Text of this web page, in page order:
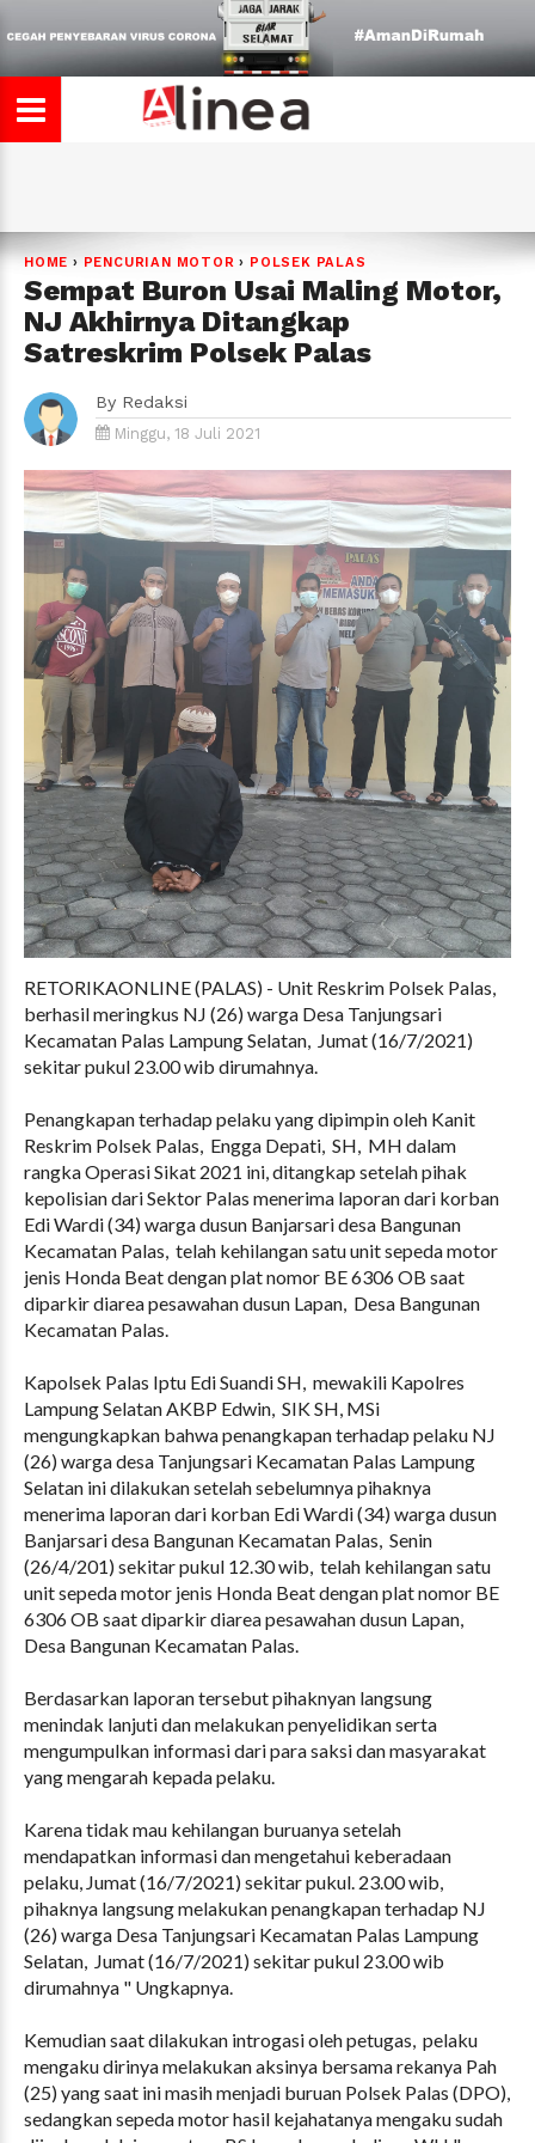
HOME › PENCURIAN MOTOR › POLSEK PALAS
Sempat Buron Usai Maling Motor,
NJ Akhirnya Ditangkap
Satreskrim Polsek Palas
By Redaksi
Minggu, 18 Juli 2021
RETORIKAONLINE (PALAS) - Unit Reskrim Polsek Palas,
berhasil meringkus NJ (26) warga Desa Tanjungsari
Kecamatan Palas Lampung Selatan, Jumat (16/7/2021)
sekitar pukul 23.00 wib dirumahnya.
Penangkapan terhadap pelaku yang dipimpin oleh Kanit
Reskrim Polsek Palas, Engga Depati, SH, MH dalam
rangka Operasi Sikat 2021 ini, ditangkap setelah pihak
kepolisian dari Sektor Palas menerima laporan dari korban
Edi Wardi (34) warga dusun Banjarsari desa Bangunan
Kecamatan Palas, telah kehilangan satu unit sepeda motor
jenis Honda Beat dengan plat nomor BE 6306 OB saat
diparkir diarea pesawahan dusun Lapan, Desa Bangunan
Kecamatan Palas.
Kapolsek Palas Iptu Edi Suandi SH, mewakili Kapolres
Lampung Selatan AKBP Edwin, SIK SH, MSi
mengungkapkan bahwa penangkapan terhadap pelaku NJ
(26) warga desa Tanjungsari Kecamatan Palas Lampung
Selatan ini dilakukan setelah sebelumnya pihaknya
menerima laporan dari korban Edi Wardi (34) warga dusun
Banjarsari desa Bangunan Kecamatan Palas, Senin
(26/4/201) sekitar pukul 12.30 wib, telah kehilangan satu
unit sepeda motor jenis Honda Beat dengan plat nomor BE
6306 OB saat diparkir diarea pesawahan dusun Lapan,
Desa Bangunan Kecamatan Palas.
Berdasarkan laporan tersebut pihaknyan langsung
menindak lanjuti dan melakukan penyelidikan serta
mengumpulkan informasi dari para saksi dan masyarakat
yang mengarah kepada pelaku.
Karena tidak mau kehilangan buruanya setelah
mendapatkan informasi dan mengetahui keberadaan
pelaku, Jumat (16/7/2021) sekitar pukul. 23.00 wib,
pihaknya langsung melakukan penangkapan terhadap NJ
(26) warga Desa Tanjungsari Kecamatan Palas Lampung
Selatan, Jumat (16/7/2021) sekitar pukul 23.00 wib
dirumahnya " Ungkapnya.
Kemudian saat dilakukan introgasi oleh petugas, pelaku
mengaku dirinya melakukan aksinya bersama rekanya Pah
(25) yang saat ini masih menjadi buruan Polsek Palas (DPO),
sedangkan sepeda motor hasil kejahatanya mengaku sudah